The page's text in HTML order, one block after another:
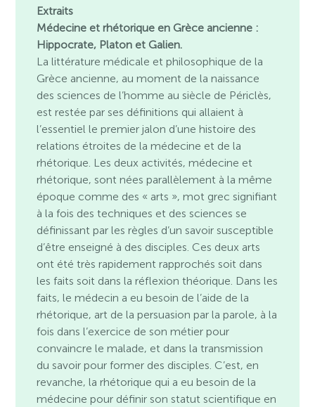
Extraits
Médecine et rhétorique en Grèce ancienne :
Hippocrate, Platon et Galien.
La littérature médicale et philosophique de la
Grèce ancienne, au moment de la naissance
des sciences de l’homme au siècle de Périclès,
est restée par ses définitions qui allaient à
l’essentiel le premier jalon d’une histoire des
relations étroites de la médecine et de la
rhétorique. Les deux activités, médecine et
rhétorique, sont nées parallèlement à la même
époque comme des « arts », mot grec signifiant
à la fois des techniques et des sciences se
définissant par les règles d’un savoir susceptible
d’être enseigné à des disciples. Ces deux arts
ont été très rapidement rapprochés soit dans
les faits soit dans la réflexion théorique. Dans les
faits, le médecin a eu besoin de l’aide de la
rhétorique, art de la persuasion par la parole, à la
fois dans l’exercice de son métier pour
convaincre le malade, et dans la transmission
du savoir pour former des disciples. C’est, en
revanche, la rhétorique qui a eu besoin de la
médecine pour définir son statut scientifique en